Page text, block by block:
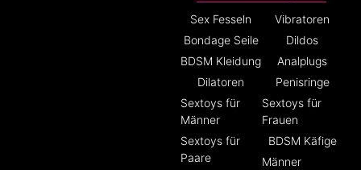
Sex Fesseln
Bondage Seile
BDSM Kleidung
Dilatoren
Sextoys für
Männer
Sextoys für
Paare
Vibratoren
Dildos
Analplugs
Penisringe
Sextoys für
Frauen
BDSM Käfige
Männer